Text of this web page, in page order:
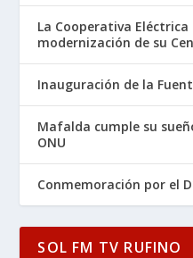
La Cooperativa
modernización de su
Inauguración de la
Mafalda cumple su
ONU
Conmemoración por el
SOL FM TV RUFINO